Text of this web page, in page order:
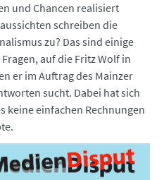
und Chancen realisiert
schreiben die
zu? Das sind einige
auf die Fritz Wolf in
er im Auftrag des Mainzer
sucht. Dabei hat sich
keine einfachen Rechnungen